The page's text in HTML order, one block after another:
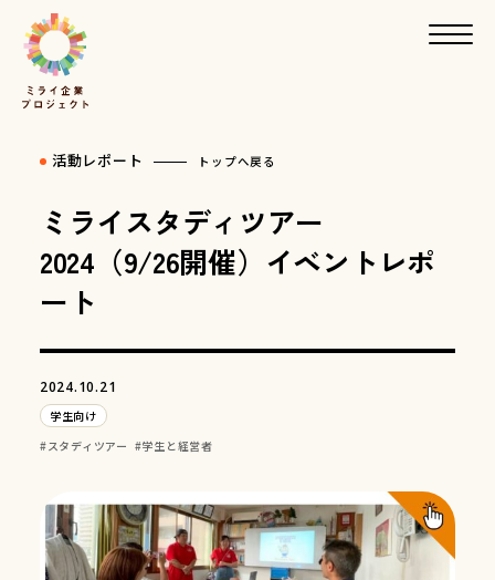
活動レポート トップへ戻る
ミライスタディツアー
2024（9/26開催）イベントレポ
ート
2024.10.21
学生向け
スタディツアー
学生と経営者